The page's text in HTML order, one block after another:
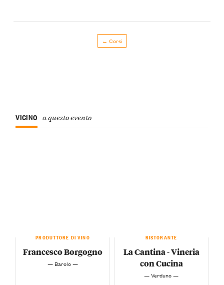
← Corsi
VICINO a questo evento
PRODUTTORE DI VINO
Francesco Borgogno
— Barolo —
RISTORANTE
La Cantina - Vineria
con Cucina
— Verduno —